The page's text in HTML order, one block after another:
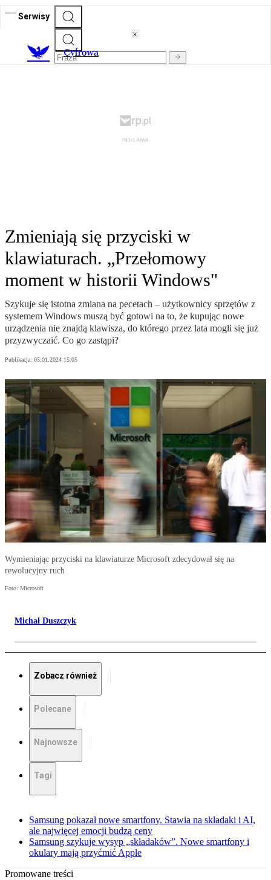
Serwisy
Cyfrowa
Zmieniają się przyciski w
klawiaturach. „Przełomowy
moment w historii Windows"
Szykuje się istotna zmiana na pecetach – użytkownicy sprzętów z
systemem Windows muszą być gotowi na to, że kupując nowe
urządzenia nie znajdą klawisza, do którego przez lata mogli się już
przyzwyczaić. Co go zastąpi?
Publikacja: 05.01.2024 15:05
Wymieniając przyciski na klawiaturze Microsoft zdecydował się na
rewolucyjny ruch
Foto: Microsoft
Michał Duszczyk
Zobacz również
Polecane
Najnowsze
Tagi
Samsung pokazał nowe smartfony. Stawia na składaki i AI,
ale najwięcej emocji budzą ceny
Samsung szykuje wysyp „składaków”. Nowe smartfony i
okulary mają przyćmić Apple
Promowane treści